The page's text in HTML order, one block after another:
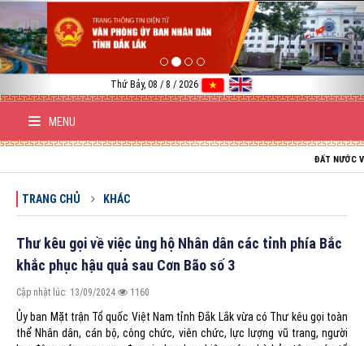
Previous
Thứ Bảy, 08 / 8 / 2026
MENU
ĐẤT NƯỚC VIỆT
TRANG CHỦ KHÁC
Thư kêu gọi về việc ủng hộ Nhân dân các tỉnh phía Bắc
khắc phục hậu quả sau Cơn Bão số 3
Cập nhật lúc: 13/09/2024 1160
Ủy ban Mặt trận Tổ quốc Việt Nam tỉnh Đắk Lắk vừa có Thư kêu gọi toàn
thể Nhân dân, cán bộ, công chức, viên chức, lực lượng vũ trang, người